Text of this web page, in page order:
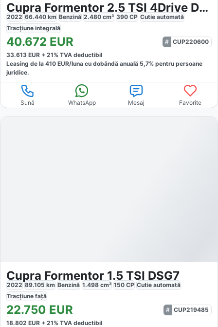
Cupra Formentor 2.5 TSI 4Drive DSG VZ5
2022 66.440 km Benzină 2.480 cm³ 390 CP Cutie automată
Tracțiune integrală
40.672 EUR
CUP220600
33.613 EUR + 21% TVA deductibil
Leasing de la 410 EUR/luna cu dobăndă anuală 5,7% pentru persoane
juridice.
Sună WhatsApp Mesaj Favorite
Cupra Formentor 1.5 TSI DSG7
2022 89.105 km Benzină 1.498 cm³ 150 CP Cutie automată
Tracțiune față
22.750 EUR
CUP219485
18.802 EUR + 21% TVA deductibil